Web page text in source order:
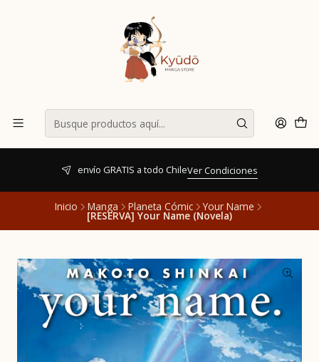
envío GRATIS a todo ChileVer Condiciones
Inicio Manga Planeta Cómic Your Name
[RESERVA] Your Name (Novela)